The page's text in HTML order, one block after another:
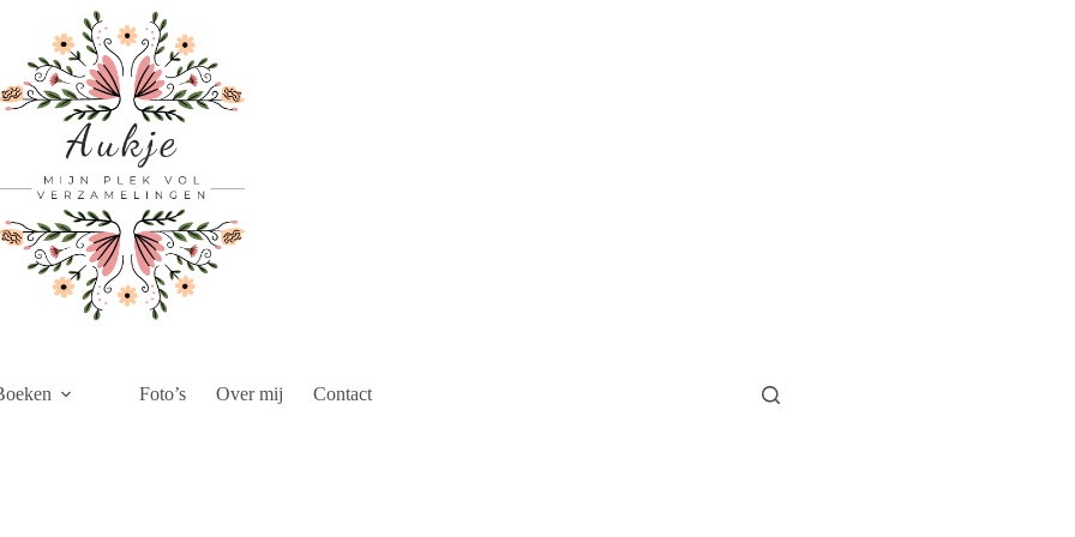
Foto’s Over mij Contact